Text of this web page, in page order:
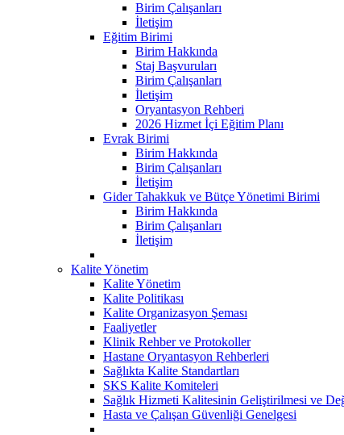
Birim Çalışanları
İletişim
Eğitim Birimi
Birim Hakkında
Staj Başvuruları
Birim Çalışanları
İletişim
Oryantasyon Rehberi
2026 Hizmet İçi Eğitim Planı
Evrak Birimi
Birim Hakkında
Birim Çalışanları
İletişim
Gider Tahakkuk ve Bütçe Yönetimi Birimi
Birim Hakkında
Birim Çalışanları
İletişim
Kalite Yönetim
Kalite Yönetim
Kalite Politikası
Kalite Organizasyon Şeması
Faaliyetler
Klinik Rehber ve Protokoller
Hastane Oryantasyon Rehberleri
Sağlıkta Kalite Standartları
SKS Kalite Komiteleri
Sağlık Hizmeti Kalitesinin Geliştirilmesi ve
Hasta ve Çalışan Güvenliği Genelgesi